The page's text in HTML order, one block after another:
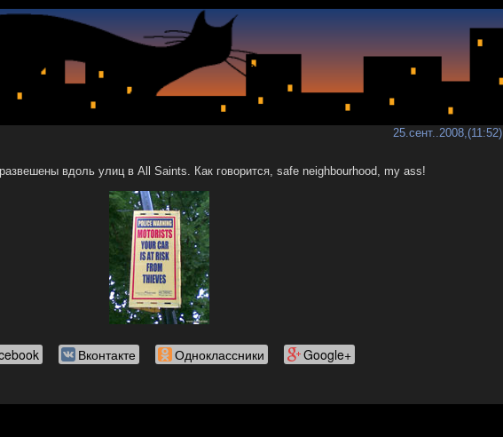
25.сент..2008,(11:52)
вдоль улиц в All Saints. Как говорится, safe neighbourhood, my ass!
Вконтакте Одноклассники Google+